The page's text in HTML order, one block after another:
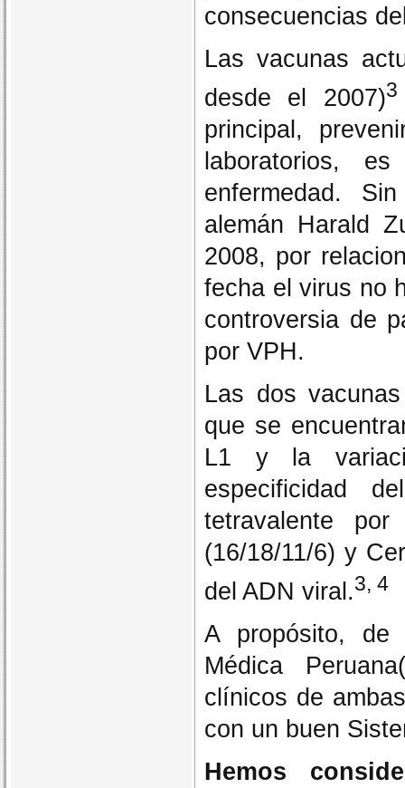
consecuencias
Las vacunas
desde el 2007)3
principal,
laboratorios,
enfermedad.
alemán Harald
2008, por
fecha el virus no
controversia de
por VPH.
Las dos
que se
L1 y la
especificidad
tetravalente
(16/18/11/6) y
del ADN viral.3, 4
A propósito, de
Médica
clínicos de
con un buen
Hemos